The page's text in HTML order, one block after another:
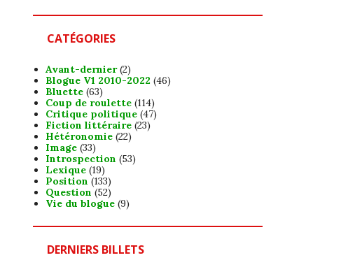
CATÉGORIES
Avant-dernier(2)
Blogue V1 2010-2022 (46)
Bluette(63)
Coup de roulette(114)
Critique politique(47)
Fiction littéraire(23)
Hétéronomie(22)
Image(33)
Introspection (53)
Lexique(19)
Position (133)
Question (52)
Vie du blogue(9)
DERNIERS BILLETS